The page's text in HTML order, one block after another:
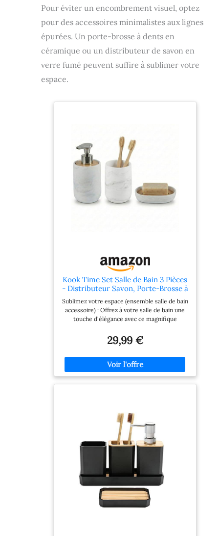
Pour éviter un encombrement visuel, optez
pour des accessoires minimalistes aux lignes
épurées. Un porte-brosse à dents en
céramique ou un distributeur de savon en
verre fumé peuvent suffire à sublimer votre
espace.
Kook Time Set Salle de Bain 3 Pièces
- Distributeur Savon, Porte-Brosse à
Dents et Porte-Savon - Résine
Finition Marbre et Bambou -
Ensemble Accessoire Salle de Bain -
Élégant et Pratique
Sublimez votre espace (ensemble salle de bain
accessoire) : Offrez à votre salle de bain une
touche d'élégance avec ce magnifique
article en résine finition marbre marie
élégance et fonctionnalité, transformant votre
Le design harmonieux et épuré s'intègre
facilement à toute décoration, équilibrant
fluide, le porte-brosse à dents ergonomique
et le porte-savon stable garantissent une
organisation impeccable. Conçu pour
répondre avec élégance à vos besoins
quotidiens en salle de bain, chaque élément
maximise l'espace disponible tout en ajoutant
une note de classe incontestable. Durabilité et
élégance (set accessoires salle de bain) :
Fabriqué en résine robuste avec finition
marbre, cet ensemble est conçu pour résister
à l'épreuve du temps. La combinaison résine-
29,99 €